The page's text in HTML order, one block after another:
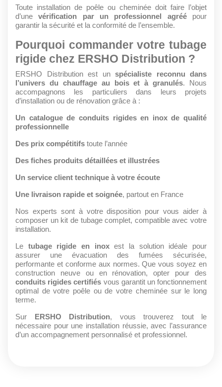
Toute installation de poêle ou cheminée doit faire l’objet
d’unevérification par un professionnel agréépour
garantir la sécurité et la conformité de l’ensemble.
Pourquoi commander votre tubage
rigide chez ERSHO Distribution ?
ERSHO Distribution est un spécialiste reconnu dans
l’univers du chauffage au bois et à granulés. Nous
accompagnons les particuliers dans leurs projets
d’installation ou de rénovation grâce à :
Un catalogue de conduits rigides en inox de qualité
professionnelle
Des prix compétitifs toute l’année
Des fiches produits détaillées et illustrées
Un service client technique à votre écoute
Une livraison rapide et soignée, partout en France
Nos experts sont à votre disposition pour vous aider à
composer un kit de tubage complet, compatible avec votre
installation.
Le tubage rigide en inoxest la solution idéale pour
assurer une évacuation des fumées sécurisée,
performante et conforme aux normes. Que vous soyez en
construction neuve ou en rénovation, opter pour des
conduits rigides certifiés vous garantit un fonctionnement
optimal de votre poêle ou de votre cheminée sur le long
terme.
Sur ERSHO Distribution, vous trouverez tout le
nécessaire pour une installation réussie, avec l’assurance
d’un accompagnement personnalisé et professionnel.